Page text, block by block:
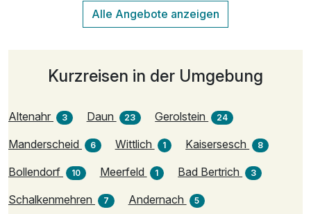
Kurzreisen in der Umgebung
Altenahr 3 Daun 23 Gerolstein 24
Manderscheid 6 Wittlich 1 Kaisersesch 8
Bollendorf 10 Meerfeld 1 Bad Bertrich 3
Schalkenmehren 7 Andernach 5